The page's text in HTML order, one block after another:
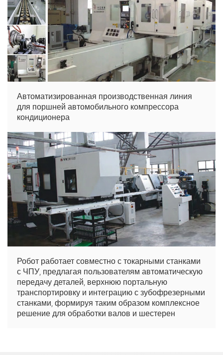
Автоматизированная производственная линия
для поршней автомобильного компрессора
кондиционера
Робот работает совместно с токарными станками
с ЧПУ, предлагая пользователям автоматическую
передачу деталей, верхнюю портальную
транспортировку и интеграцию с зубофрезерными
станками, формируя таким образом комплексное
решение для обработки валов и шестерен